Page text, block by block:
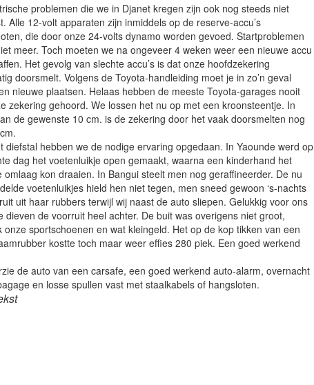
problemen die we in Djanet kregen zijn ook nog steeds niet
Alle 12-volt apparaten zijn inmiddels op de reserve-accu’s
die door onze 24-volts dynamo worden gevoed. Startproblemen
meer. Toch moeten we na ongeveer 4 weken weer een nieuwe accu
Het gevolg van slechte accu’s is dat onze hoofdzekering
doorsmelt. Volgens de Toyota-handleiding moet je in zo’n geval
nieuwe plaatsen. Helaas hebben de meeste Toyota-garages nooit
zekering gehoord. We lossen het nu op met een kroonsteentje. In
de gewenste 10 cm. is de zekering door het vaak doorsmelten nog
diefstal hebben we de nodige ervaring opgedaan. In Yaounde werd op
dag het voetenluikje open gemaakt, waarna een kinderhand het
omlaag kon draaien. In Bangui steelt men nog geraffineerder. De nu
voetenluikjes hield hen niet tegen, men sneed gewoon ‘s-nachts
uit haar rubbers terwijl wij naast de auto sliepen. Gelukkig voor ons
dieven de voorruit heel achter. De buit was overigens niet groot,
onze sportschoenen en wat kleingeld. Het op de kop tikken van een
kostte toch maar weer effies 280 piek. Een goed werkend
de auto van een carsafe, een goed werkend auto-alarm, overnacht
en losse spullen vast met staalkabels of hangsloten.